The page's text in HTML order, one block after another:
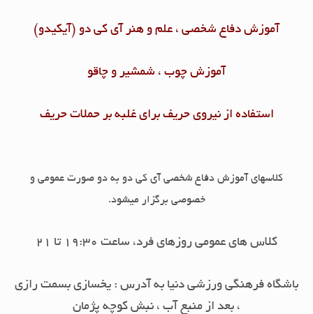
آموزش دفاع شخصی ، علم و هنر آی کی دو (آیکیدو)
آموزش چوب ، شمشیر و چاقو
استفاده از نیروی حریف برای غلبه بر حملات حریف
کلاسهای آموزش دفاع شخصی آی کی دو به دو صورت عمومی و
خصوصی برگزار میشود.
کلاس های عمومی روزهای فرد، ساعت 19:30 تا 21
باشگاه فرهنگی ورزشی دنیا به آدرس : یخسازی بسمت رازی
، بعد از منبع آب ، نبش کوچه پژمان